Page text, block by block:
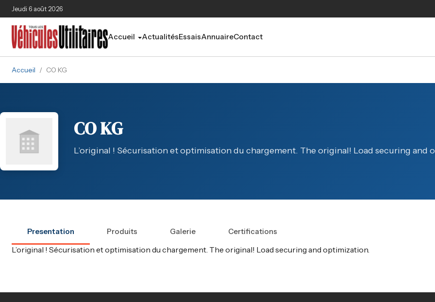
Aller au contenu principal
Jeudi 6 août 2026
Accueil ActualitésEssaisAnnuaireContact
Accueil / CO KG
CO KG
L’original ! Sécurisation et optimisation du chargement. The original! Load securing and
Presentation Produits Galerie Certifications
L’original ! Sécurisation et optimisation du chargement. The original! Load securing and optimization.